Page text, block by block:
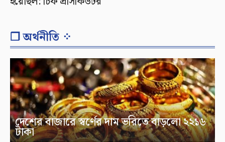
❐ অর্থনীতি ⁘
দেশের বাজারে স্বর্ণের দাম ভরিতে বাড়লো ২২১৬
টাকা